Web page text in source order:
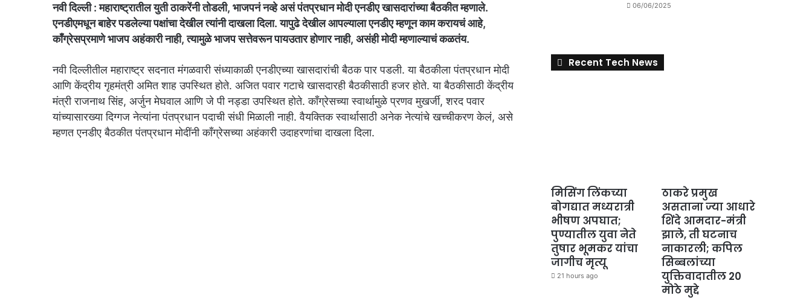
नवी दिल्ली : महाराष्ट्रातील युती ठाकरेंनी तोडली, भाजपनं नव्हे असं पंतप्रधान मोदी एनडीए खासदारांच्या बैठकीत म्हणाले.
एनडीएमधून बाहेर पडलेल्या पक्षांचा देखील त्यांनी दाखला दिला. यापुढे देखील आपल्याला एनडीए म्हणून काम करायचं आहे,
काँग्रेसप्रमाणे भाजप अहंकारी नाही, त्यामुळे भाजप सत्तेवरून पायउतार होणार नाही, असंही मोदी म्हणाल्याचं कळतंय.
नवी दिल्लीतील महाराष्ट्र सदनात मंगळवारी संध्याकाळी एनडीएच्या खासदारांची बैठक पार पडली. या बैठकीला पंतप्रधान मोदी
आणि केंद्रीय गृहमंत्री अमित शाह उपस्थित होते. अजित पवार गटाचे खासदारही बैठकीसाठी हजर होते. या बैठकीसाठी केंद्रीय
मंत्री राजनाथ सिंह, अर्जुन मेघवाल आणि जे पी नड्डा उपस्थित होते. काँग्रेसच्या स्वार्थामुळे प्रणव मुखर्जी, शरद पवार
यांच्यासारख्या दिग्गज नेत्यांना पंतप्रधान पदाची संधी मिळाली नाही. वैयक्तिक स्वार्थासाठी अनेक नेत्यांचे खच्चीकरण केलं, असे
म्हणत एनडीए बैठकीत पंतप्रधान मोदींनी काँग्रेसच्या अहंकारी उदाहरणांचा दाखला दिला.
06/06/2025
Recent Tech News
मिसिंग लिंकच्या
बोगद्यात मध्यरात्री
भीषण अपघात;
पुण्यातील युवा नेते
तुषार भूमकर यांचा
जागीच मृत्यू
21 hours ago
ठाकरे प्रमुख
असताना ज्या आधारे
शिंदे आमदार-मंत्री
झाले, ती घटनाच
नाकारली; कपिल
सिब्बलांच्या
युक्तिवादातील 20
मोठे मुद्दे